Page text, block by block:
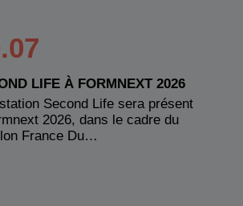
LIFE À FORMNEXT 2026
Second Life sera présent
2026, dans le cadre du
France Du…